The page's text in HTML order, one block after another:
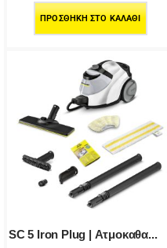
ΠΡΟΣΘΉΚΗ ΣΤΟ ΚΑΛΆΘΙ
SC 5 Iron Plug | Ατμοκαθα...